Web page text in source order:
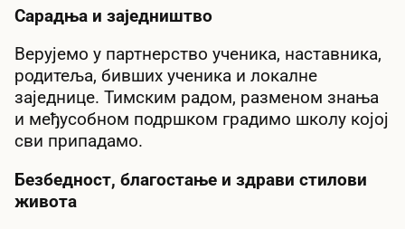
Сарадња и заједништво
Верујемо у партнерство ученика, наставника,
родитеља, бивших ученика и локалне
заједнице. Тимским радом, разменом знања
и међусобном подршком градимо школу којој
сви припадамо.
Безбедност, благостање и здрави стилови
живота